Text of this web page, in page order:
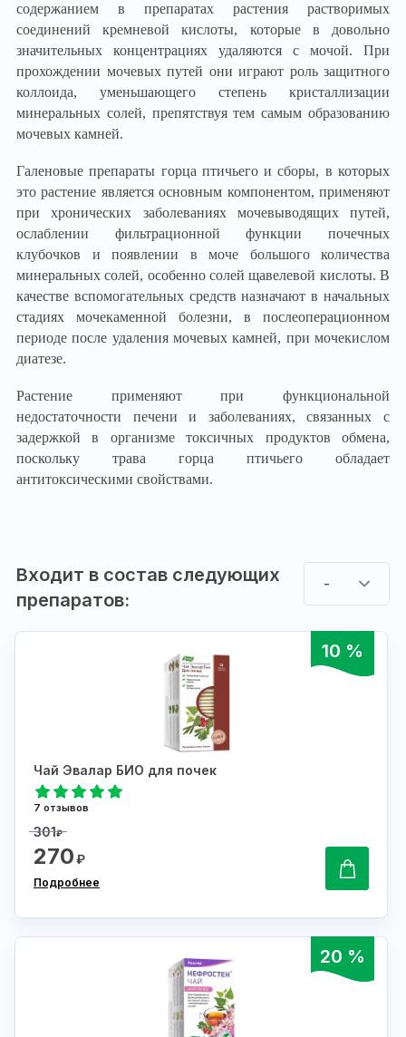
содержанием в препаратах растения растворимых
соединений кремневой кислоты, которые в довольно
значительных концентрациях удаляются с мочой. При
прохождении мочевых путей они играют роль защитного
коллоида, уменьшающего степень кристаллизации
минеральных солей, препятствуя тем самым образованию
мочевых камней.
Галеновые препараты горца птичьего и сборы, в которых
это растение является основным компонентом, применяют
при хронических заболеваниях мочевыводящих путей,
ослаблении фильтрационной функции почечных
клубочков и появлении в моче большого количества
минеральных солей, особенно солей щавелевой кислоты. В
качестве вспомогательных средств назначают в начальных
стадиях мочекаменной болезни, в послеоперационном
периоде после удаления мочевых камней, при мочекислом
диатезе.
Растение применяют при функциональной
недостаточности печени и заболеваниях, связанных с
задержкой в организме токсичных продуктов обмена,
поскольку трава горца птичьего обладает
антитоксическими свойствами.
Входит в состав следующих
препаратов:
-
10 %
Чай Эвалар БИО для почек
7 отзывов
301₽
270₽
Подробнее
20 %